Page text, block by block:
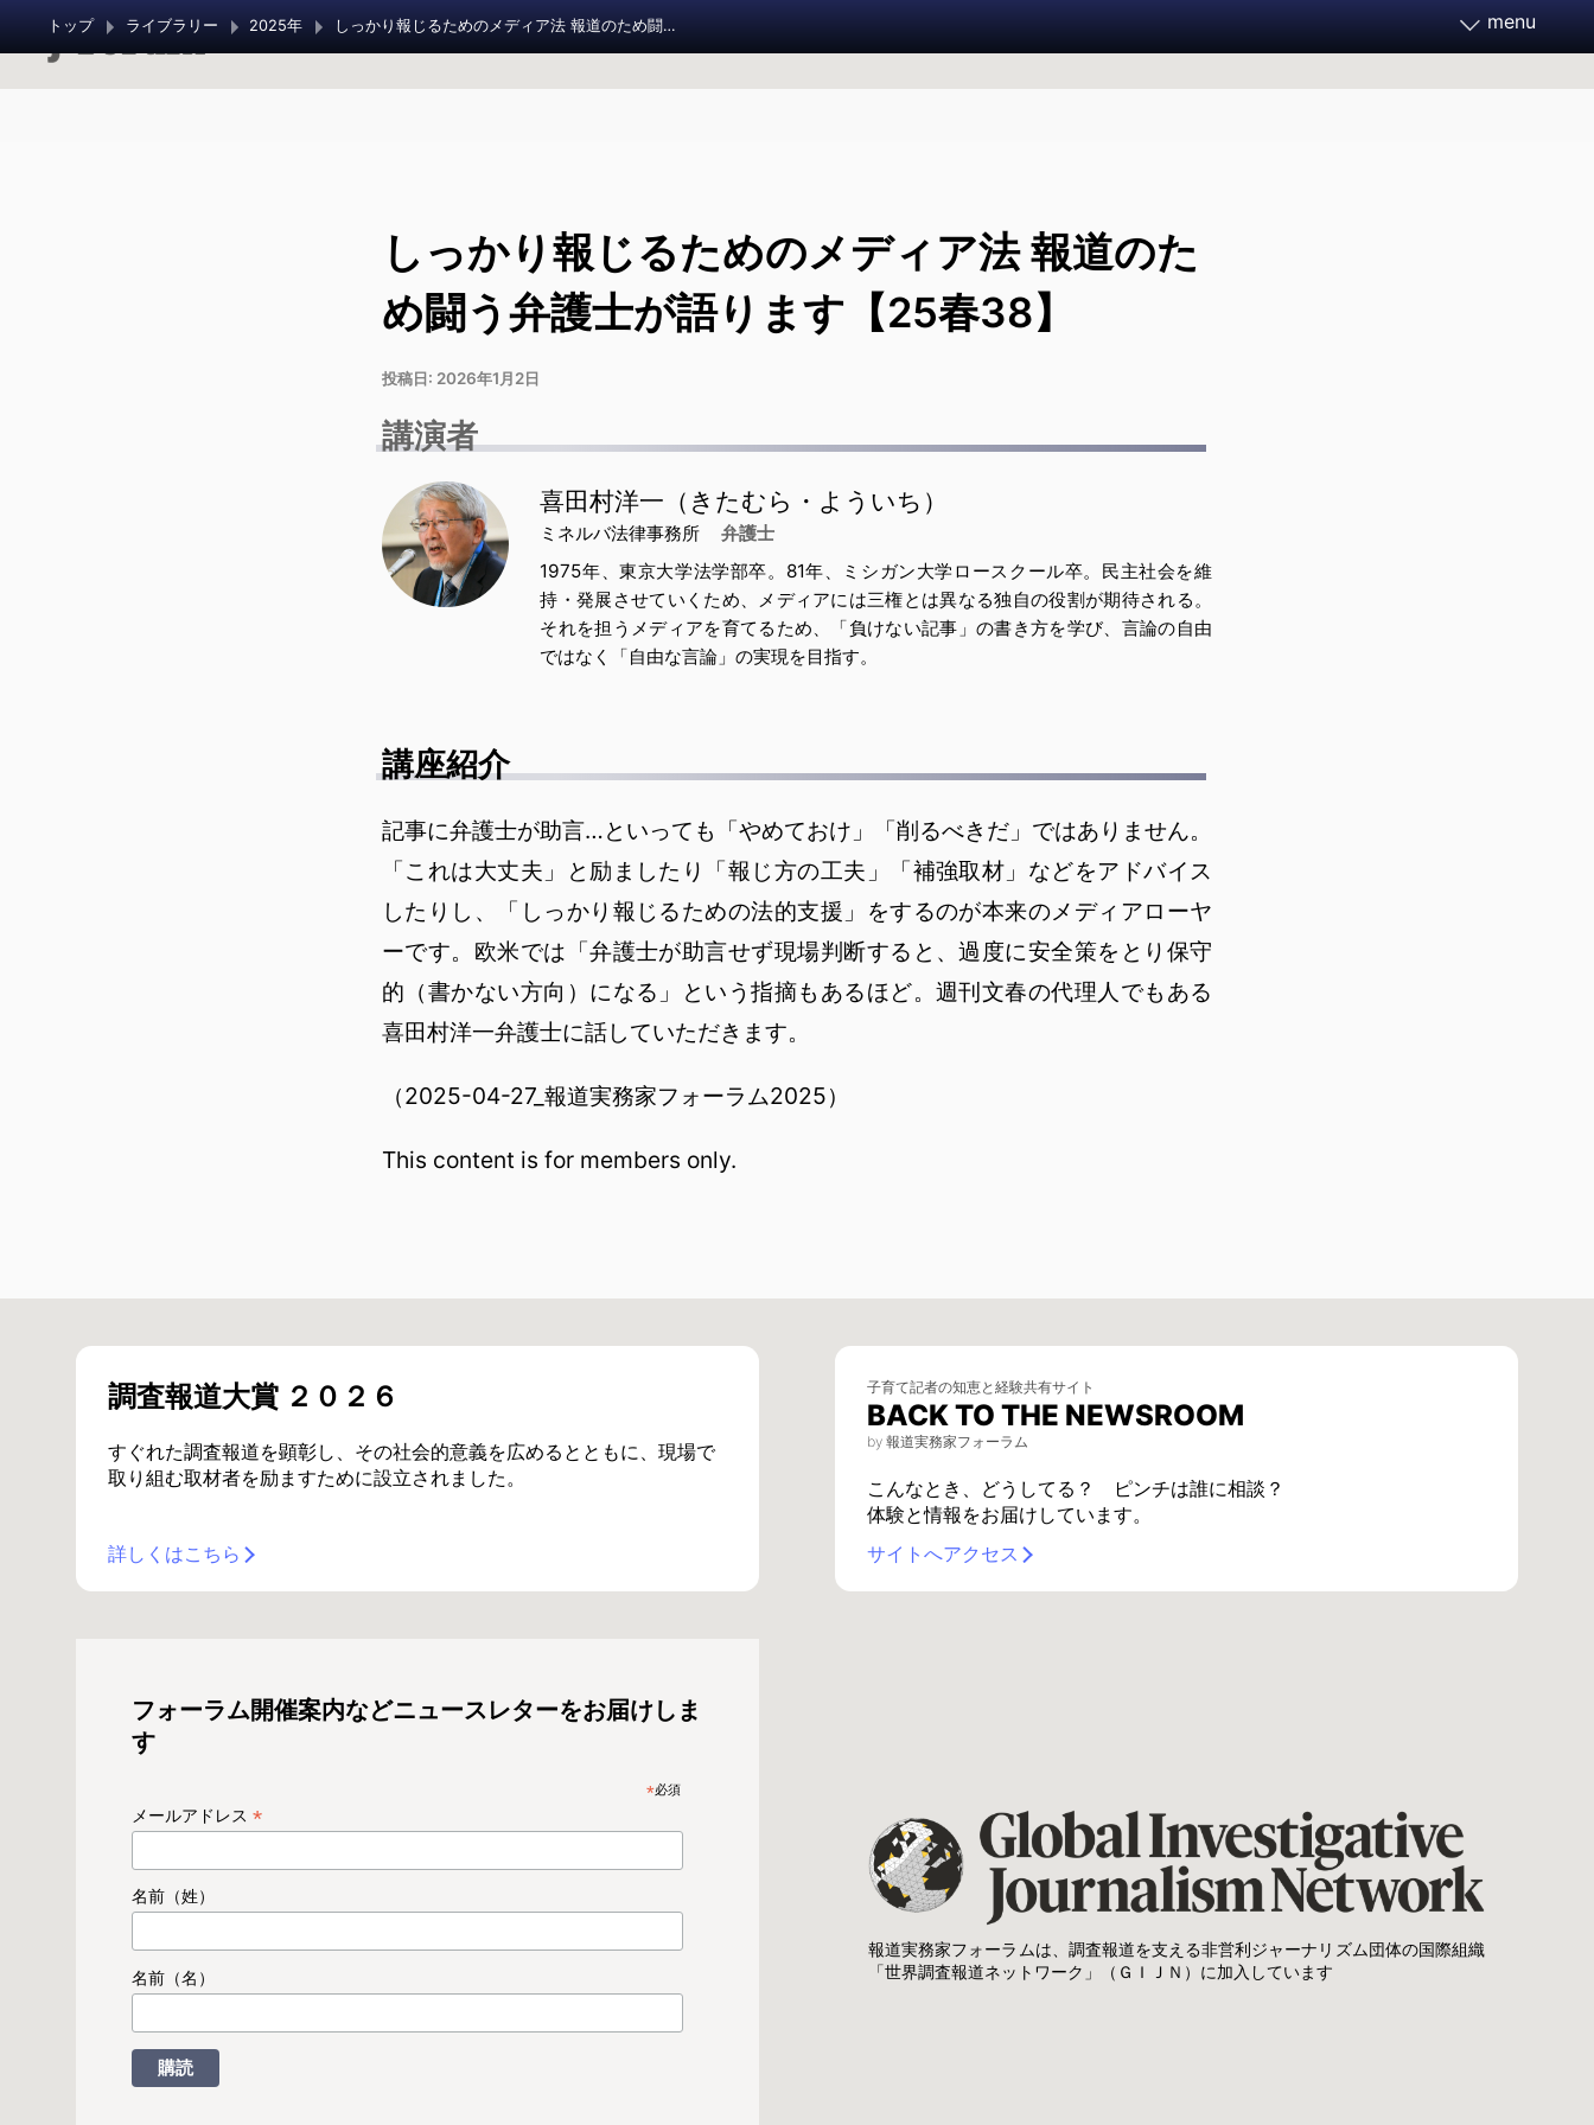
トップ ライブラリー 2025年 しっかり報じるためのメディア法 報道のため闘う弁護士が語ります【25春38】 menu
お知らせ フォーラムとは
調査報道大賞 2026
旧参加者ページ
しっかり報じるためのメディア法 報道のた
め闘う弁護士が語ります【25春38】
投稿日: 2026年1月2日
講演者
喜田村洋一（きたむら・よういち）
ミネルバ法律事務所
弁護士
1975年、東京大学法学部卒。81年、ミシガン大学ロースクール卒。民主社会を維
持・発展させていくため、メディアには三権とは異なる独自の役割が期待される。
それを担うメディアを育てるため、「負けない記事」の書き方を学び、言論の自由
ではなく「自由な言論」の実現を目指す。
講座紹介
記事に弁護士が助言…といっても「やめておけ」「削るべきだ」ではありません。
「これは大丈夫」と励ましたり「報じ方の工夫」「補強取材」などをアドバイス
したりし、「しっかり報じるための法的支援」をするのが本来のメディアローヤ
ーです。欧米では「弁護士が助言せず現場判断すると、過度に安全策をとり保守
的（書かない方向）になる」という指摘もあるほど。週刊文春の代理人でもある
喜田村洋一弁護士に話していただきます。
（2025-04-27_報道実務家フォーラム2025）
This content is for members only.
調査報道大賞 ２０２６
すぐれた調査報道を顕彰し、その社会的意義を広めるとともに、現場で
取り組む取材者を励ますために設立されました。
詳しくはこちら
子育て記者の知恵と経験共有サイト
BACK TO THE NEWSROOM
by 報道実務家フォーラム
こんなとき、どうしてる？ ピンチは誰に相談？
体験と情報をお届けしています。
サイトへアクセス
フォーラム開催案内などニュースレターをお届けしま
す
*必須
メールアドレス *
名前（姓）
名前（名）
報道実務家フォーラムは、調査報道を支える非営利ジャーナリズム団体の国際組織
「世界調査報道ネットワーク」（ＧＩＪＮ）に加入しています